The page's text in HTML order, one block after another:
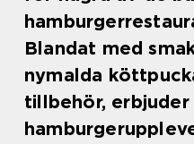
Blandat med
nymalda
tillbehör,